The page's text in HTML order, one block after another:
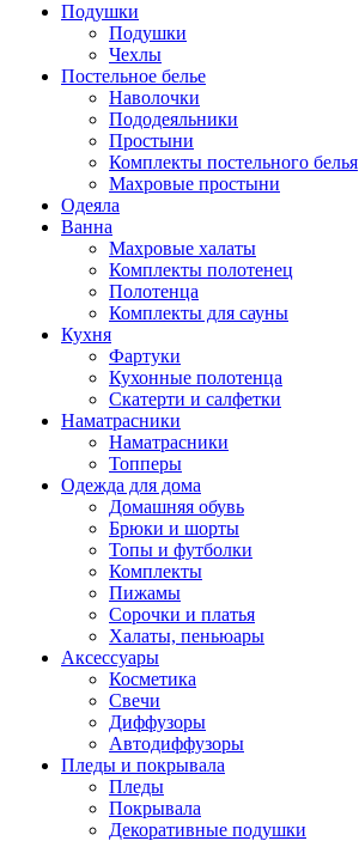
Подушки
Подушки
Чехлы
Постельное белье
Наволочки
Пододеяльники
Простыни
Комплекты постельного белья
Махровые простыни
Одеяла
Ванна
Махровые халаты
Комплекты полотенец
Полотенца
Комплекты для сауны
Кухня
Фартуки
Кухонные полотенца
Скатерти и салфетки
Наматрасники
Наматрасники
Топперы
Одежда для дома
Домашняя обувь
Брюки и шорты
Топы и футболки
Комплекты
Пижамы
Сорочки и платья
Халаты, пеньюары
Аксессуары
Косметика
Свечи
Диффузоры
Автодиффузоры
Пледы и покрывала
Пледы
Покрывала
Декоративные подушки